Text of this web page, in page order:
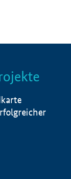
Info